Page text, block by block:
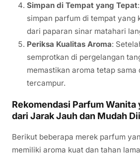
Simpan di Tempat yang Tepat
simpan parfum di tempat yang
dari paparan sinar matahari
Periksa Kualitas Aroma:
semprotkan di pergelangan
memastikan aroma tetap sama
tercampur.
Rekomendasi Parfum Wanita
dari Jarak Jauh dan Mudah
Berikut beberapa merek parfum
memiliki aroma kuat dan tahan